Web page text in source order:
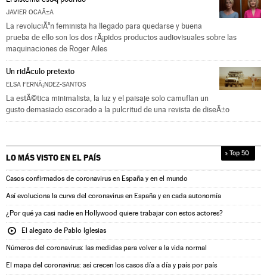
JAVIER OCAÃ±A
La revoluciÃ³n feminista ha llegado para quedarse y buena
prueba de ello son los dos rÃ¡pidos productos audiovisuales sobre las
maquinaciones de Roger Ailes
Un ridÃ­culo pretexto
ELSA FERNÃ¡NDEZ-SANTOS
La estÃ©tica minimalista, la luz y el paisaje solo camuflan un
gusto demasiado escorado a la pulcritud de una revista de diseÃ±o
LO MÁS VISTO EN EL PAÍS » Top 50
Casos confirmados de coronavirus en España y en el mundo
Así evoluciona la curva del coronavirus en España y en cada autonomía
¿Por qué ya casi nadie en Hollywood quiere trabajar con estos actores?
El alegato de Pablo Iglesias
Números del coronavirus: las medidas para volver a la vida normal
El mapa del coronavirus: así crecen los casos día a día y país por país